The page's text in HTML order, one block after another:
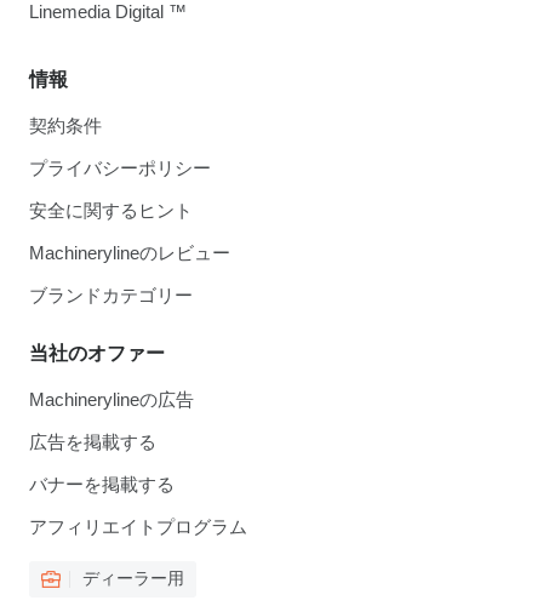
情報
契約条件
プライバシーポリシー
安全に関するヒント
Machinerylineのレビュー
ブランドカテゴリー
当社のオファー
Machinerylineの広告
広告を掲載する
バナーを掲載する
アフィリエイトプログラム
ディーラー用
Linemedia Digital ™